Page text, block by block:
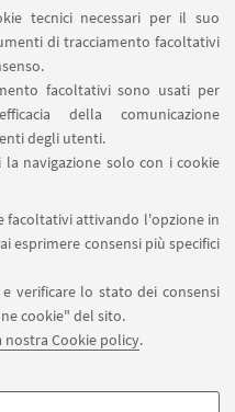
tecnici necessari per il suo
di tracciamento facoltativi
facoltativi sono usati per
della comunicazione
degli utenti.
navigazione solo con i cookie
facoltativi attivando l'opzione in
esprimere consensi più specifici
verificare lo stato dei consensi
cookie" del sito.
nostra Cookie policy.
il proprio parere
matematica di tutti i
dell’infanzia
livelli post universitari.
solo docenti
ogni ordine scolastico
ed alla
didattica della
vi è un
di Ricerca in
cui fanno parte le